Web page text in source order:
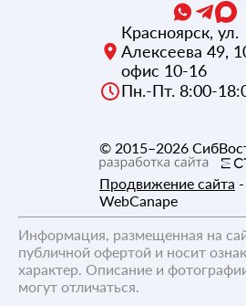
Красноярск, ул.
Алексеева 49,
офис 10-16
Пн.-Пт. 8:00-
© 2015–2026
Продвижение сайта -
WebCanape
Информация, размещенная на
публичной офертой и носит
характер. Описание и
могут отличаться.